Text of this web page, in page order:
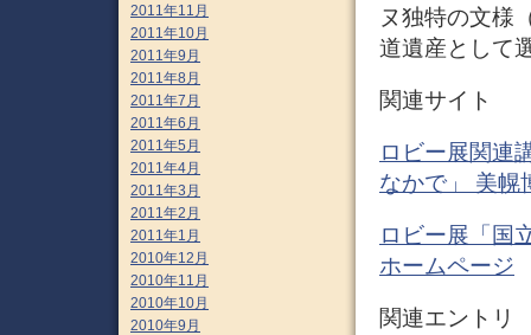
ヌ独特の文様
道遺産として
関連サイト
ロビー展関連
なかで」 美幌
ロビー展「国
ホームページ
関連エントリ
2011年11月
2011年10月
2011年9月
2011年8月
2011年7月
2011年6月
2011年5月
2011年4月
2011年3月
2011年2月
2011年1月
2010年12月
2010年11月
2010年10月
2010年9月